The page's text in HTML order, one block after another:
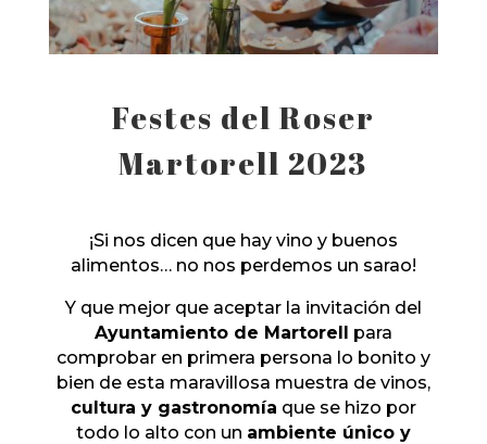
Festes del Roser
Martorell 2023
¡Si nos dicen que hay vino y buenos
alimentos… no nos perdemos un sarao!
Y que mejor que aceptar la invitación del
Ayuntamiento de Martorell para
comprobar en primera persona lo bonito y
bien de esta maravillosa muestra de vinos,
cultura y gastronomía que se hizo por
todo lo alto con un ambiente único y